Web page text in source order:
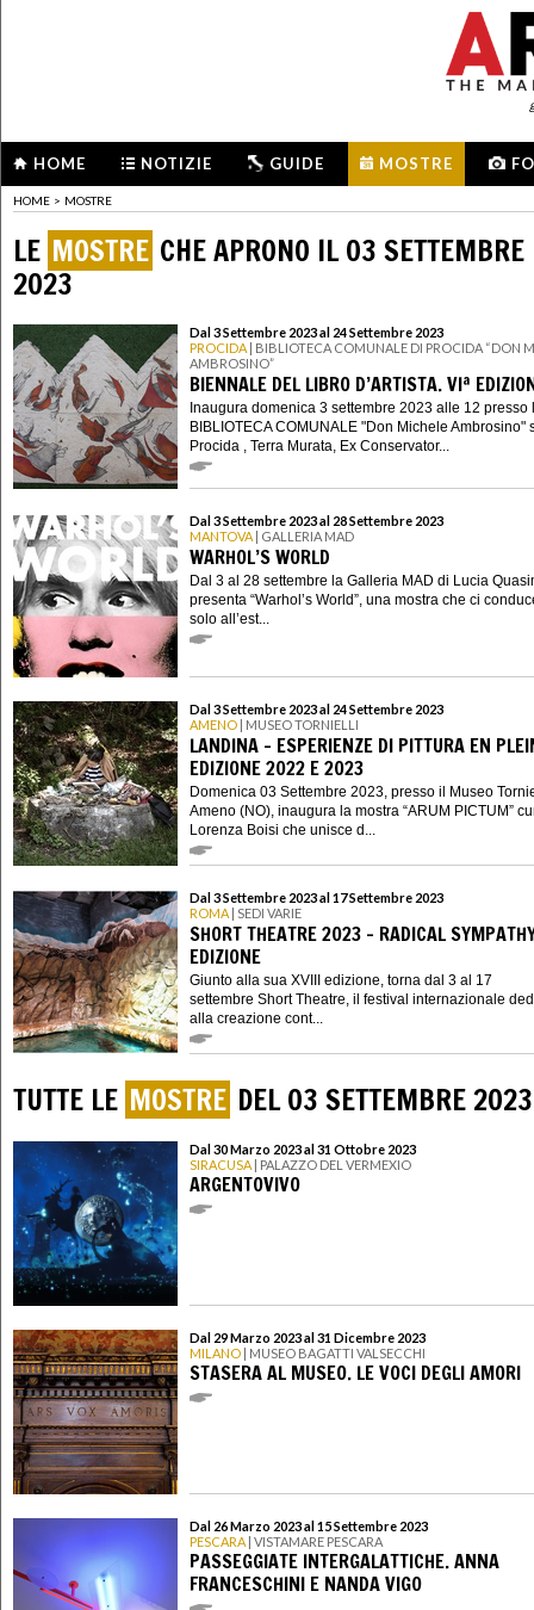
HOME NOTIZIE GUIDE MOSTRE
HOME > MOSTRE
LE MOSTRE CHE APRONO IL 03 SETTEMBRE
2023
Dal 3 Settembre 2023 al 24 Settembre 2023
PROCIDA | BIBLIOTECA COMUNALE DI PROCIDA “DON
AMBROSINO”
BIENNALE DEL LIBRO D’ARTISTA. VIª
Inaugura domenica 3 settembre 2023 alle 12 presso
BIBLIOTECA COMUNALE "Don Michele Ambrosino"
Procida , Terra Murata, Ex Conservator...
Dal 3 Settembre 2023 al 28 Settembre 2023
MANTOVA | GALLERIA MAD
WARHOL’S WORLD
Dal 3 al 28 settembre la Galleria MAD di Lucia
presenta “Warhol’s World”, una mostra che ci
solo all’est...
Dal 3 Settembre 2023 al 24 Settembre 2023
AMENO | MUSEO TORNIELLI
LANDINA – ESPERIENZE DI PITTURA EN
EDIZIONE 2022 E 2023
Domenica 03 Settembre 2023, presso il Museo
Ameno (NO), inaugura la mostra “ARUM PICTUM”
Lorenza Boisi che unisce d...
Dal 3 Settembre 2023 al 17 Settembre 2023
ROMA | SEDI VARIE
SHORT THEATRE 2023 - RADICAL
EDIZIONE
Giunto alla sua XVIII edizione, torna dal 3 al 17
settembre Short Theatre, il festival internazionale
alla creazione cont...
TUTTE LE MOSTRE DEL 03 SETTEMBRE 2023
Dal 30 Marzo 2023 al 31 Ottobre 2023
SIRACUSA | PALAZZO DEL VERMEXIO
ARGENTOVIVO
Dal 29 Marzo 2023 al 31 Dicembre 2023
MILANO | MUSEO BAGATTI VALSECCHI
STASERA AL MUSEO. LE VOCI DEGLI AMORI
Dal 26 Marzo 2023 al 15 Settembre 2023
PESCARA | VISTAMARE PESCARA
PASSEGGIATE INTERGALATTICHE. ANNA
FRANCESCHINI E NANDA VIGO